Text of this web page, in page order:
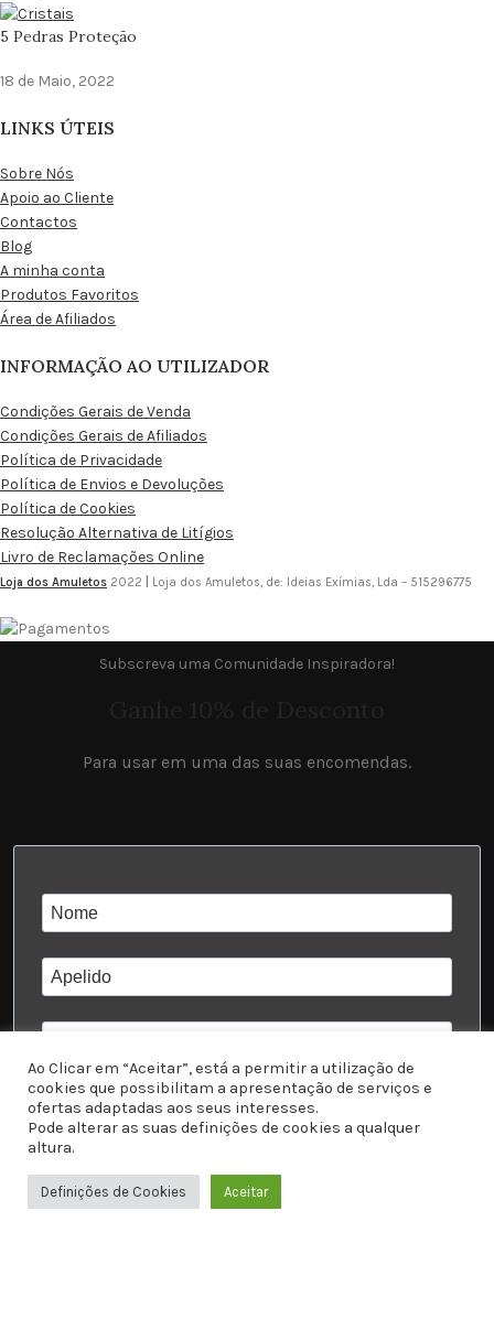
5 Pedras Proteção
18 de Maio, 2022
LINKS ÚTEIS
Sobre Nós
Apoio ao Cliente
Contactos
Blog
A minha conta
Produtos Favoritos
Área de Afiliados
INFORMAÇÃO AO UTILIZADOR
Condições Gerais de Venda
Condições Gerais de Afiliados
Política de Privacidade
Política de Envios e Devoluções
Política de Cookies
Resolução Alternativa de Litígios
Livro de Reclamações Online
Loja dos Amuletos 2022 Loja dos Amuletos, de: Ideias Exímias, Lda – 515296775
Subscreva uma Comunidade Inspiradora!
Para usar em uma das suas encomendas.
dd-mm-yyyy
Eu li e aceito aPolítica de Privacidade
Fio com Pendente de Ametista
Ao Clicar em “Aceitar”, está a permitir a utilização de
cookies que possibilitam a apresentação de serviços e
ofertas adaptadas aos seus interesses.
Pode alterar as suas definições de cookies a qualquer
altura.
Definições de Cookies Aceitar